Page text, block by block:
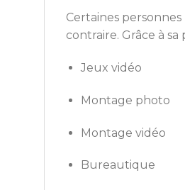
Certaines
contraire. Grâce à
Jeux vidéo
Montage photo
Montage vidéo
Bureautique